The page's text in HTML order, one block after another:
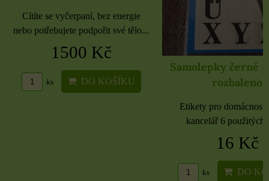
Cítíte se vyčerpaní, bez energie
nebo potřebujete podpořit své tělo...
1500 Kč
ks DO KOŠÍKU
Samolepky černé
rozbaleno
Etikety pro
kancelář 6 použitých
16 Kč
ks DO